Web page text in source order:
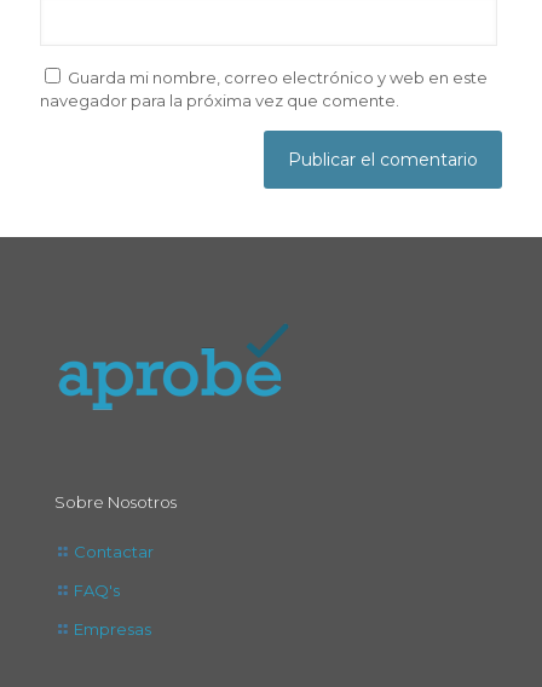
Guarda mi nombre, correo electrónico y web en este
navegador para la próxima vez que comente.
Sobre Nosotros
Contactar
FAQ's
Empresas